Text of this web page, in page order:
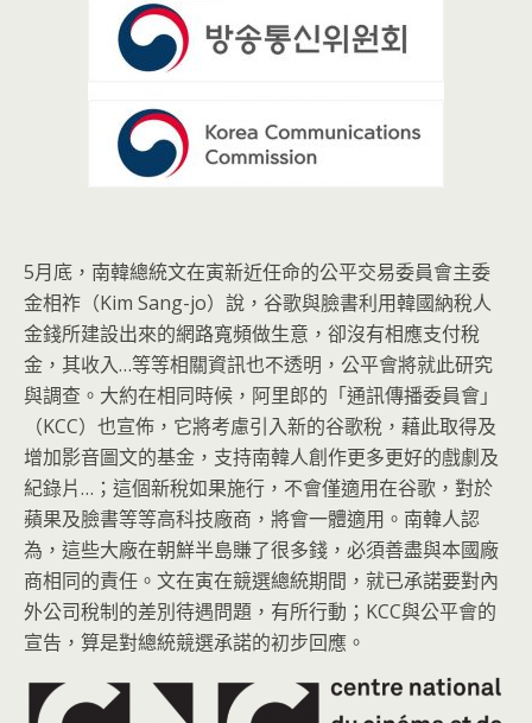
5月底，南韓總統文在寅新近任命的公平交易委員會主委
金相祚（Kim Sang-jo）說，谷歌與臉書利用韓國納稅人
金錢所建設出來的網路寬頻做生意，卻沒有相應支付稅
金，其收入…等等相關資訊也不透明，公平會將就此研究
與調查。大約在相同時候，阿里郎的「通訊傳播委員會」
（KCC）也宣佈，它將考慮引入新的谷歌稅，藉此取得及
增加影音圖文的基金，支持南韓人創作更多更好的戲劇及
紀錄片…；這個新稅如果施行，不會僅適用在谷歌，對於
蘋果及臉書等等高科技廠商，將會一體適用。南韓人認
為，這些大廠在朝鮮半島賺了很多錢，必須善盡與本國廠
商相同的責任。文在寅在競選總統期間，就已承諾要對內
外公司稅制的差別待遇問題，有所行動；KCC與公平會的
宣告，算是對總統競選承諾的初步回應。